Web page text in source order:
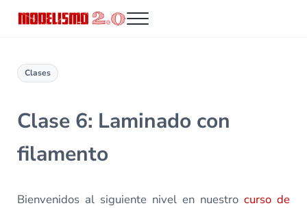
Menu
Clases
Clase 6: Laminado con
filamento
Bienvenidos al siguiente nivel en nuestrocurso de